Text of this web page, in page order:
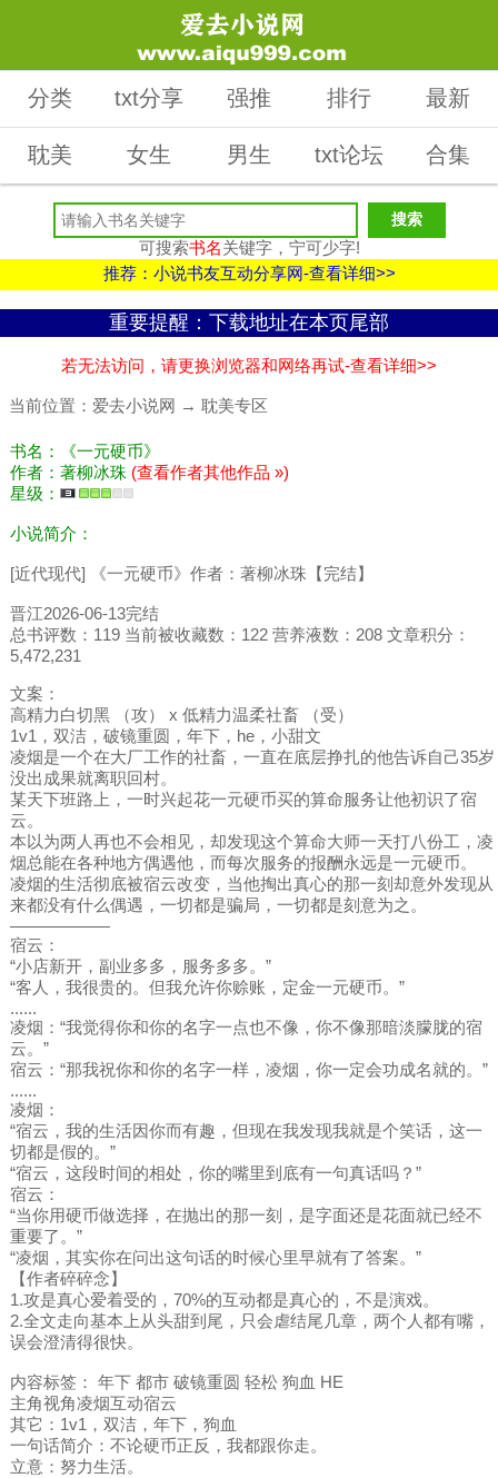
分类 txt分享 强推 排行 最新
耽美 女生 男生 txt论坛 合集
可搜索书名关键字，宁可少字!
推荐：小说书友互动分享网-查看详细>>
重要提醒：下载地址在本页尾部
若无法访问，请更换浏览器和网络再试-查看详细>>
当前位置： 爱去小说网 → 耽美专区
书名：《一元硬币》
作者：著柳冰珠 (查看作者其他作品 »)
星级：
小说简介：
[近代现代] 《一元硬币》作者：著柳冰珠【完结】
晋江2026-06-13完结
总书评数：119 当前被收藏数：122 营养液数：208 文章积分：
5,472,231
文案：
高精力白切黑 （攻） x 低精力温柔社畜 （受）
1v1，双洁，破镜重圆，年下，he，小甜文
凌烟是一个在大厂工作的社畜，一直在底层挣扎的他告诉自己35岁
没出成果就离职回村。
某天下班路上，一时兴起花一元硬币买的算命服务让他初识了宿
云。
本以为两人再也不会相见，却发现这个算命大师一天打八份工，凌
烟总能在各种地方偶遇他，而每次服务的报酬永远是一元硬币。
凌烟的生活彻底被宿云改变，当他掏出真心的那一刻却意外发现从
来都没有什么偶遇，一切都是骗局，一切都是刻意为之。
——————
宿云：
“小店新开，副业多多，服务多多。”
“客人，我很贵的。但我允许你赊账，定金一元硬币。”
......
凌烟：“我觉得你和你的名字一点也不像，你不像那暗淡朦胧的宿
云。”
宿云：“那我祝你和你的名字一样，凌烟，你一定会功成名就的。”
......
凌烟：
“宿云，我的生活因你而有趣，但现在我发现我就是个笑话，这一
切都是假的。”
“宿云，这段时间的相处，你的嘴里到底有一句真话吗？”
宿云：
“当你用硬币做选择，在抛出的那一刻，是字面还是花面就已经不
重要了。”
“凌烟，其实你在问出这句话的时候心里早就有了答案。”
【作者碎碎念】
1.攻是真心爱着受的，70%的互动都是真心的，不是演戏。
2.全文走向基本上从头甜到尾，只会虐结尾几章，两个人都有嘴，
误会澄清得很快。
内容标签： 年下 都市 破镜重圆 轻松 狗血 HE
主角视角凌烟互动宿云
其它：1v1，双洁，年下，狗血
一句话简介：不论硬币正反，我都跟你走。
立意：努力生活。